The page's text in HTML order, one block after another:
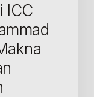
ICC